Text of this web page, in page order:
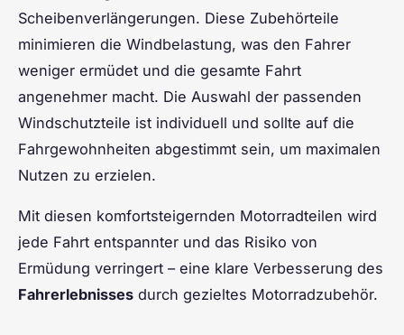
Scheibenverlängerungen. Diese Zubehörteile
minimieren die Windbelastung, was den Fahrer
weniger ermüdet und die gesamte Fahrt
angenehmer macht. Die Auswahl der passenden
Windschutzteile ist individuell und sollte auf die
Fahrgewohnheiten abgestimmt sein, um maximalen
Nutzen zu erzielen.
Mit diesen komfortsteigernden Motorradteilen wird
jede Fahrt entspannter und das Risiko von
Ermüdung verringert – eine klare Verbesserung des
Fahrerlebnisses durch gezieltes Motorradzubehör.